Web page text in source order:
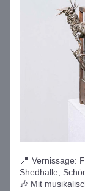
📍 Vernissage:
Shedhalle,
🎶 Mit